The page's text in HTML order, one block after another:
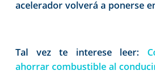
acelerador volverá a ponerse
Tal vez te interese leer:
ahorrar combustible al